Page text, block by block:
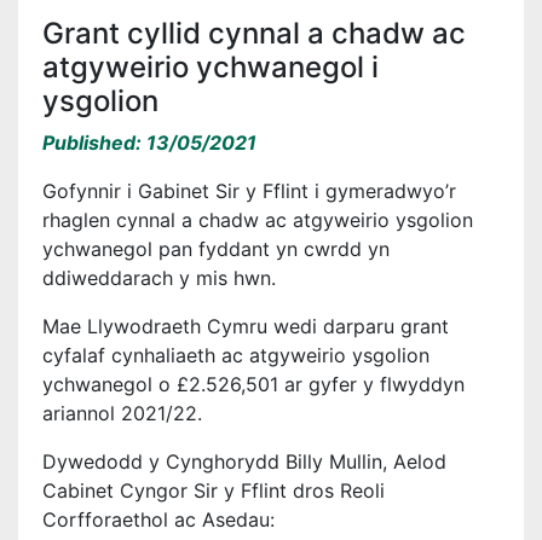
Grant cyllid cynnal a chadw ac
atgyweirio ychwanegol i
ysgolion
Published: 13/05/2021
Gofynnir i Gabinet Sir y Fflint i gymeradwyo’r
rhaglen cynnal a chadw ac atgyweirio ysgolion
ychwanegol pan fyddant yn cwrdd yn
ddiweddarach y mis hwn.
Mae Llywodraeth Cymru wedi darparu grant
cyfalaf cynhaliaeth ac atgyweirio ysgolion
ychwanegol o £2.526,501 ar gyfer y flwyddyn
ariannol 2021/22.
Dywedodd y Cynghorydd Billy Mullin, Aelod
Cabinet Cyngor Sir y Fflint dros Reoli
Corfforaethol ac Asedau: